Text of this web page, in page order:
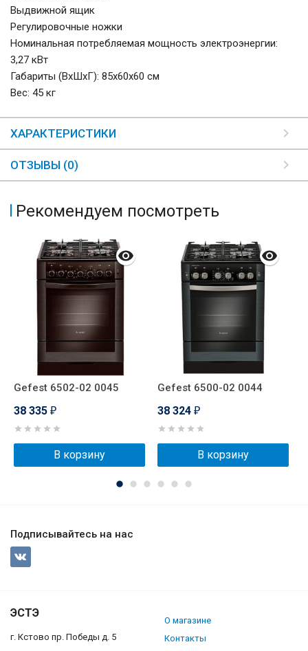
Выдвижной ящик
Регулировочные ножки
Номинальная потребляемая мощность электроэнергии:
3,27 кВт
Габариты (ВхШхГ): 85x60x60 см
Вес: 45 кг
ХАРАКТЕРИСТИКИ
ОТЗЫВЫ (0)
Рекомендуем посмотреть
Gefest 6502-02 0045
38 335 ₽
В корзину
Gefest 6500-02 0044
38 324 ₽
В корзину
Подписывайтесь на нас
ЭСТЭ
г. Кстово пр. Победы д. 5
О магазине
Контакты